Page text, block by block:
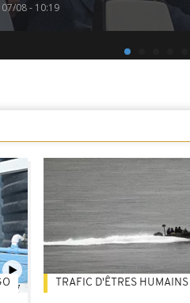
07/08 - 10:19
01:47 TRAFIC D'ÊTRES HUMAINS